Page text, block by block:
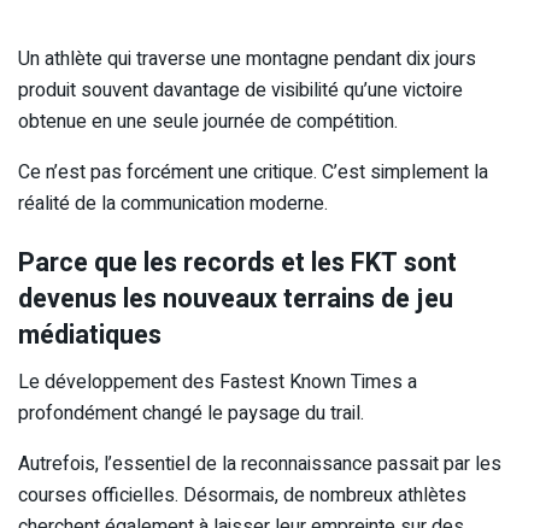
Un athlète qui traverse une montagne pendant dix jours
produit souvent davantage de visibilité qu’une victoire
obtenue en une seule journée de compétition.
Ce n’est pas forcément une critique. C’est simplement la
réalité de la communication moderne.
Parce que les records et les FKT sont
devenus les nouveaux terrains de jeu
médiatiques
Le développement des Fastest Known Times a
profondément changé le paysage du trail.
Autrefois, l’essentiel de la reconnaissance passait par les
courses officielles. Désormais, de nombreux athlètes